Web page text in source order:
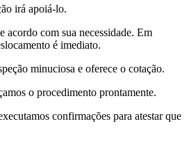
irá apoiá-lo.
acordo com sua necessidade. Em
é imediato.
minuciosa e oferece o cotação.
o procedimento prontamente.
confirmações para atestar que